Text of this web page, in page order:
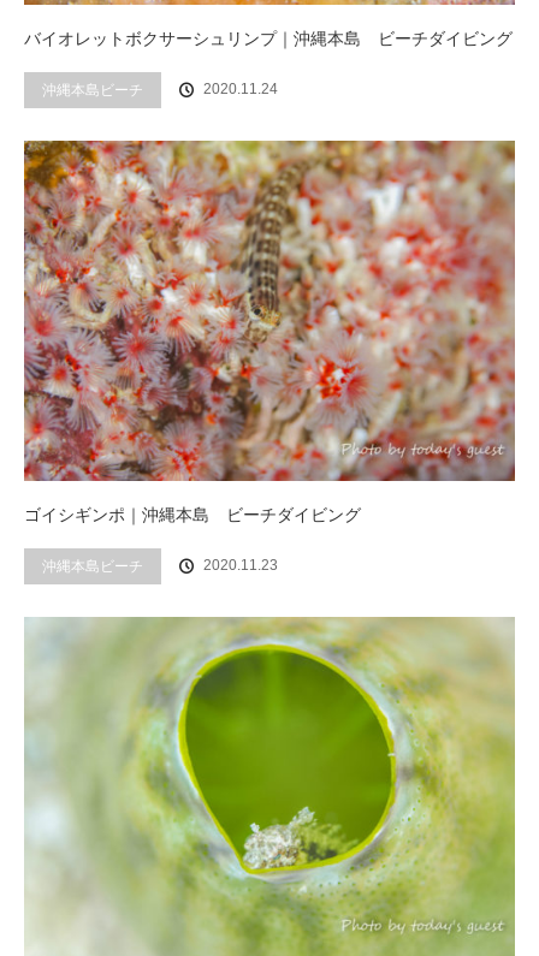
バイオレットボクサーシュリンプ｜沖縄本島 ビーチダイビング
沖縄本島ビーチ 2020.11.24
ゴイシギンポ｜沖縄本島 ビーチダイビング
沖縄本島ビーチ 2020.11.23